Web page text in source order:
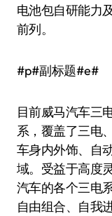
电池包自研能力
前列。
#p#副标题#e#
目前威马汽车三
系，覆盖了三电
车身内外饰、自
域。受益于高度
汽车的各个三电
自由组合、自我